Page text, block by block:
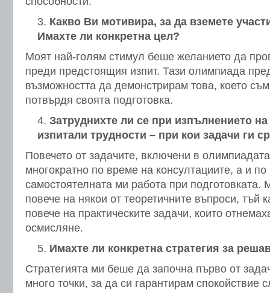
Какво Ви мотивира, за да вземете
Имахте ли конкретна цел?
Моят най-голям стимул беше желанието да
преди предстоящия изпит. Тази олимпиада
възможността да демонстрирам това, което
потвърдя своята подготовка.
Затруднихте ли се при изпълнението на
изпитали трудности – при кои задачи ги
Повечето от задачите, включени в
многократно по време на консултациите, а и
самостоятелната ми работа при подготовката.
повече на някои от теоретичните въпроси, тъй
повече на практическите задачи, които
осмисляне.
Имахте ли конкретна стратегия за
Стратегията ми беше да започна първо от
много точки, за да си гарантирам спокойствие